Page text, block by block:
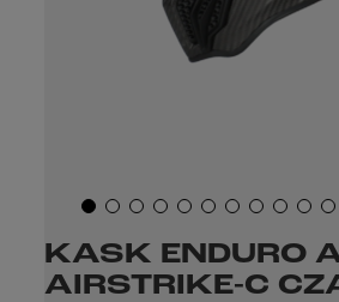
KASK ENDURO
AIRSTRIKE-C